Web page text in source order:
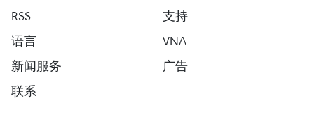
RSS
支持
语言
VNA
新闻服务
广告
联系